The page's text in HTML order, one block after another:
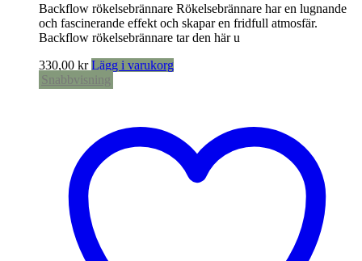
Backflow rökelsebrännare Rökelsebrännare har en lugnande
och fascinerande effekt och skapar en fridfull atmosfär.
Backflow rökelsebrännare tar den här u
330,00 kr Lägg i varukorg
Snabbvisning